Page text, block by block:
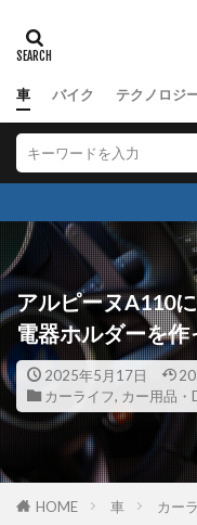
車 バイク テクノロジ
アルピーヌA110
電器ホルダーを作
2025年5月17日
カーライフ, カー用品・
HOME 車 カー